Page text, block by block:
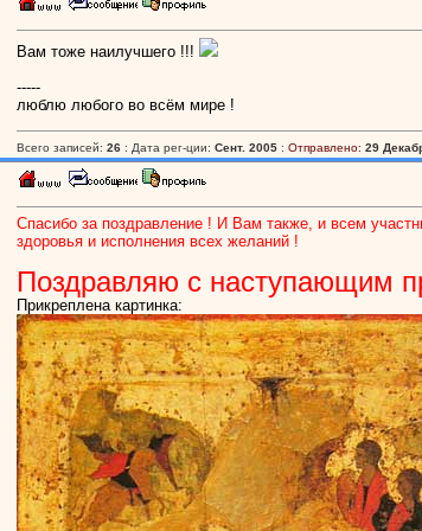
Вам тоже наилучшего !!!
-----
люблю любого во всём мире !
Всего записей: 26 : Дата рег-ции: Сент. 2005 : Отправлено: 29
Спасибо за поздравление ! И Вам также, и всем
здоровья и исполнения всех желаний !
Поздравляю с наступающим
Прикреплена картинка: